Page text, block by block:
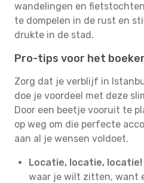
wandelingen en
te dompelen in de rust en
drukte in de stad.
Pro-tips voor het
Zorg dat je verblijf in
doe je voordeel met deze
Door een beetje vooruit te
op weg om die perfecte
aan al je wensen voldoet.
Locatie, locatie, locatie!
waar je wilt zitten, want